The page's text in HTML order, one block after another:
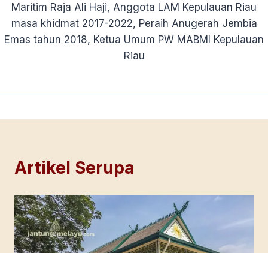
Maritim Raja Ali Haji, Anggota LAM Kepulauan Riau
masa khidmat 2017-2022, Peraih Anugerah Jembia
Emas tahun 2018, Ketua Umum PW MABMI Kepulauan
Riau
Artikel Serupa